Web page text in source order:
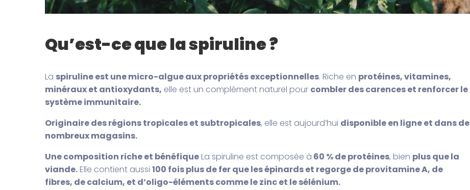
Qu’est-ce que la spiruline ?
La spiruline est une micro-algue aux propriétés exceptionnelles. Riche en protéines, vitamines,
minéraux et antioxydants, elle est un complément naturel pour combler des carences et renforcer le
système immunitaire.
Originaire des régions tropicales et subtropicales, elle est aujourd’hui disponible en ligne et dans de
nombreux magasins.
Une composition riche et bénéfiqueLa spiruline est composée à 60 % de protéines, bien plus que la
viande.Elle contient aussi 100 fois plus de fer que les épinards et regorge de provitamine A, de
fibres, de calcium, et d’oligo-éléments comme le zinc et le sélénium.